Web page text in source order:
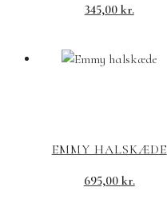
345,00 kr.
EMMY HALSKÆDE
695,00 kr.